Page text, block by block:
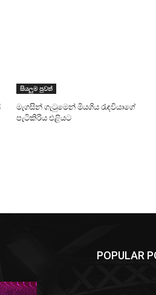
සියලුම පුවත්
මැගසින් ගැටුමෙන් මියගිය රැඳවියාගේ
පැටිකිරිය එළියට
POPULAR